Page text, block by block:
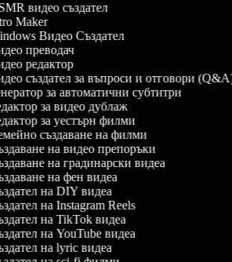
видео създател
Maker
Видео Създател
преводач
редактор
създател за въпроси и отговори (Q&A)
за автоматични субтитри
за видео дублаж
за уестърн филми
създаване на филми
на видео препоръки
на градинарски видеа
на фен видеа
на DIY видеа
на Instagram Reels
на TikTok видеа
на YouTube видеа
на lyric видеа